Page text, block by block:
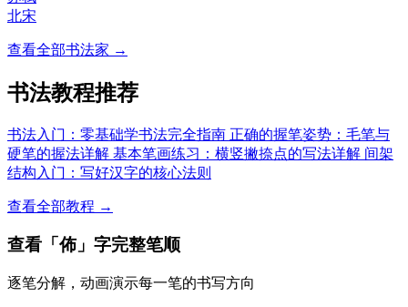
北宋
查看全部书法家 →
书法教程推荐
书法入门：零基础学书法完全指南 正确的握笔姿势：毛笔与
硬笔的握法详解 基本笔画练习：横竖撇捺点的写法详解 间架
结构入门：写好汉字的核心法则
查看全部教程 →
查看「佈」字完整笔顺
逐笔分解，动画演示每一笔的书写方向